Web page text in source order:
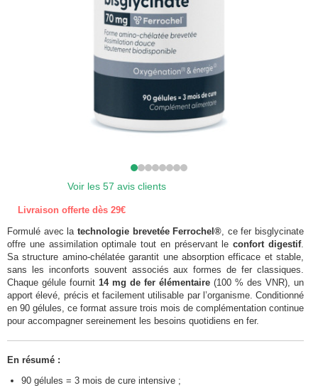
Voir les 57 avis clients
Livraison offerte dès 29€
Formulé avec la technologie brevetée Ferrochel® , ce fer bisglycinate
offre une assimilation optimale tout en préservant leconfort digestif.
Sa structure amino-chélatée garantit une absorption efficace et stable,
sans les inconforts souvent associés aux formes de fer classiques.
Chaque gélule fournit 14 mg de fer élémentaire (100 % des VNR), un
apport élevé, précis et facilement utilisable par l’organisme. Conditionné
en 90 gélules, ce format assure trois mois de complémentation continue
pour accompagner sereinement les besoins quotidiens en fer.
En résumé :
90 gélules = 3 mois de cure intensive ;